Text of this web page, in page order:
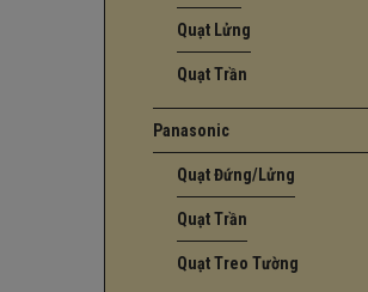
Quạt Lửng
Quạt Trần
Panasonic
Quạt Đứng/Lửng
Quạt Trần
Quạt Treo Tường